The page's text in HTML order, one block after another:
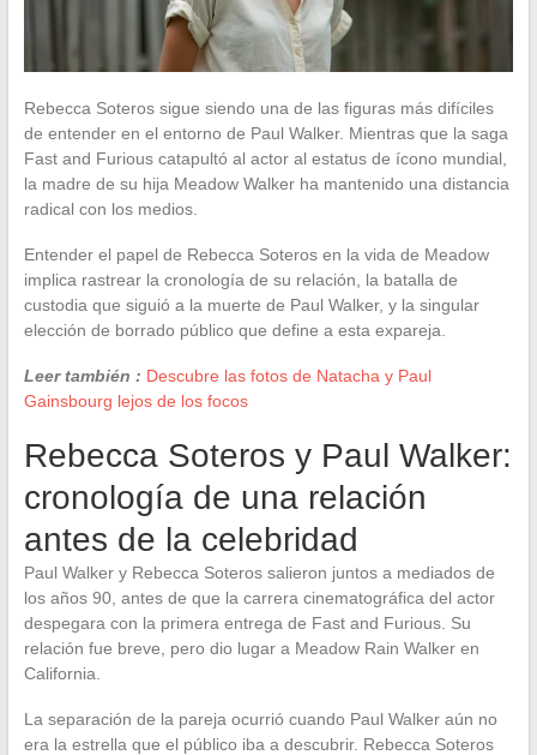
Rebecca Soteros sigue siendo una de las figuras más difíciles
de entender en el entorno de Paul Walker. Mientras que la saga
Fast and Furious catapultó al actor al estatus de ícono mundial,
la madre de su hija Meadow Walker ha mantenido una distancia
radical con los medios.
Entender el papel de Rebecca Soteros en la vida de Meadow
implica rastrear la cronología de su relación, la batalla de
custodia que siguió a la muerte de Paul Walker, y la singular
elección de borrado público que define a esta expareja.
Leer también : Descubre las fotos de Natacha y Paul
Gainsbourg lejos de los focos
Rebecca Soteros y Paul Walker:
cronología de una relación
antes de la celebridad
Paul Walker y Rebecca Soteros salieron juntos a mediados de
los años 90, antes de que la carrera cinematográfica del actor
despegara con la primera entrega de Fast and Furious. Su
relación fue breve, pero dio lugar a Meadow Rain Walker en
California.
La separación de la pareja ocurrió cuando Paul Walker aún no
era la estrella que el público iba a descubrir. Rebecca Soteros